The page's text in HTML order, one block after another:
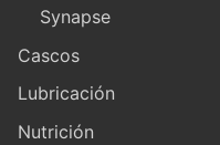
Synapse
Cascos
Lubricación
Nutrición